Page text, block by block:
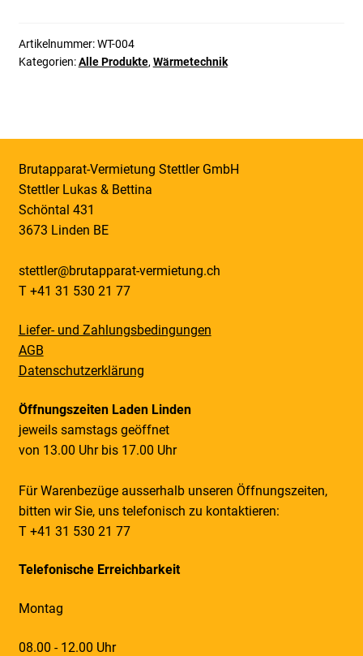
Artikelnummer:WT-004
Kategorien:Alle Produkte, Wärmetechnik
Brutapparat-Vermietung Stettler GmbH
Stettler Lukas & Bettina
Schöntal 431
3673 Linden BE
stettler@brutapparat-vermietung.ch
T +41 31 530 21 77
Liefer- und Zahlungsbedingungen
AGB
Datenschutzerklärung
Öffnungszeiten Laden Linden
jeweils samstags geöffnet
von 13.00 Uhr bis 17.00 Uhr
Für Warenbezüge ausserhalb unseren Öffnungszeiten,
bitten wir Sie, uns telefonisch zu kontaktieren:
T +41 31 530 21 77
Telefonische Erreichbarkeit
Montag
08.00 - 12.00 Uhr